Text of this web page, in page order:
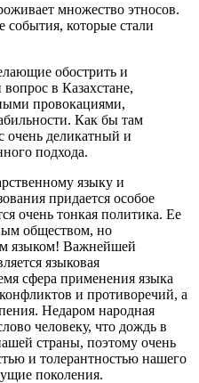
множество этносов.
события, которые стали
обострить и
в Казахстане,
провокациями,
Как бы там
очень деликатный и
подхода.
языку и
придается особое
очень тонкая политика. Ее
обществом, но
языком! Важнейшей
языковая
сфера применения языка
и противоречий, а
Недаром народная
человеку, что дождь в
страны, поэтому очень
и толерантностью нашего
поколения.